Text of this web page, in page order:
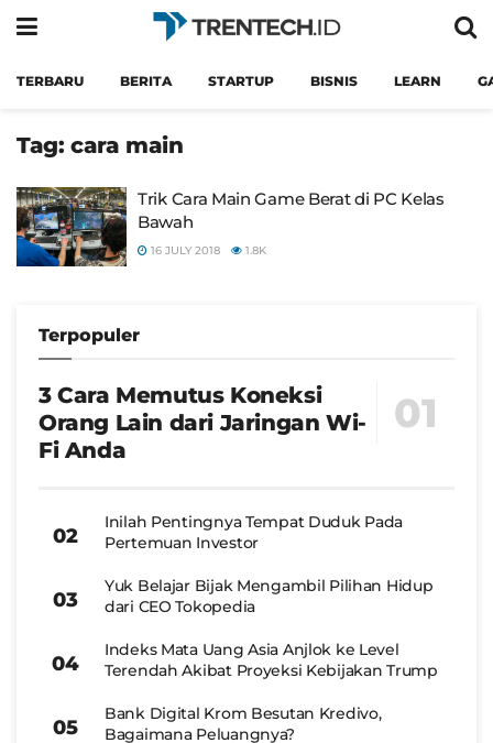
TERBARU BERITA STARTUP BISNIS LEARN
Tag: cara main
Trik Cara Main Game Berat di PC Kelas
Bawah
16 JULY 2018 1.8K
Terpopuler
3 Cara Memutus Koneksi
Orang Lain dari Jaringan Wi-
Fi Anda
Inilah Pentingnya Tempat Duduk Pada
Pertemuan Investor
Yuk Belajar Bijak Mengambil Pilihan Hidup
dari CEO Tokopedia
Indeks Mata Uang Asia Anjlok ke Level
Terendah Akibat Proyeksi Kebijakan Trump
Bank Digital Krom Besutan Kredivo,
Bagaimana Peluangnya?